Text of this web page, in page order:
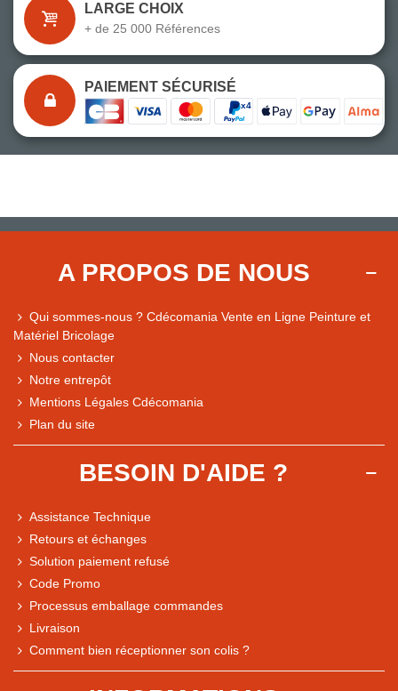
Comparaison des performances du magasin
LARGE CHOIX
+ de 25 000 Références
PAIEMENT SÉCURISÉ
A PROPOS DE NOUS
Qui sommes-nous ? Cdécomania Vente en Ligne Peinture et
Matériel Bricolage
Nous contacter
Notre entrepôt
Mentions Légales Cdécomania
Plan du site
BESOIN D'AIDE ?
Assistance Technique
Retours et échanges
Solution paiement refusé
Code Promo
Processus emballage commandes
Livraison
Comment bien réceptionner son colis ?